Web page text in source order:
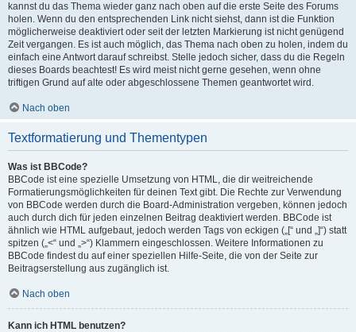
kannst du das Thema wieder ganz nach oben auf die erste Seite des Forums
holen. Wenn du den entsprechenden Link nicht siehst, dann ist die Funktion
möglicherweise deaktiviert oder seit der letzten Markierung ist nicht genügend
Zeit vergangen. Es ist auch möglich, das Thema nach oben zu holen, indem du
einfach eine Antwort darauf schreibst. Stelle jedoch sicher, dass du die Regeln
dieses Boards beachtest! Es wird meist nicht gerne gesehen, wenn ohne
triftigen Grund auf alte oder abgeschlossene Themen geantwortet wird.
Nach oben
Textformatierung und Thementypen
Was ist BBCode?
BBCode ist eine spezielle Umsetzung von HTML, die dir weitreichende
Formatierungsmöglichkeiten für deinen Text gibt. Die Rechte zur Verwendung
von BBCode werden durch die Board-Administration vergeben, können jedoch
auch durch dich für jeden einzelnen Beitrag deaktiviert werden. BBCode ist
ähnlich wie HTML aufgebaut, jedoch werden Tags von eckigen („[“ und „]“) statt
spitzen („<“ und „>“) Klammern eingeschlossen. Weitere Informationen zu
BBCode findest du auf einer speziellen Hilfe-Seite, die von der Seite zur
Beitragserstellung aus zugänglich ist.
Nach oben
Kann ich HTML benutzen?